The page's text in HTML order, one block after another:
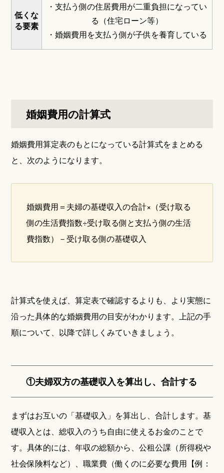
低くな
る要素
・支払う側の住居費用が二重負担になってい
る（住宅ローン等）
・婚姻費用を支払う側が子供を養育している
婚姻費用の計算式
婚姻費用算定表のもとになっている計算式をまとめる
と、次のようになります。
婚姻費用＝夫婦の基礎収入の合計×（受け取る
側の生活費指数÷受け取る側と支払う側の生活
費指数）－受け取る側の基礎収入
計算式を使えば、算定表で確認するよりも、より実態に
沿った具体的な婚姻費用の目安がわかります。上記の手
順について、以降で詳しくみていきましょう。
①夫婦双方の基礎収入を算出し、合計する
まずはお互いの「基礎収入」を算出し、合計します。基
礎収入とは、総収入のうち自由に使えるお金のことで
す。具体的には、年収の総額から、公租公課（所得税や
社会保険料など）、職業費（働くのに必要な費用【例：